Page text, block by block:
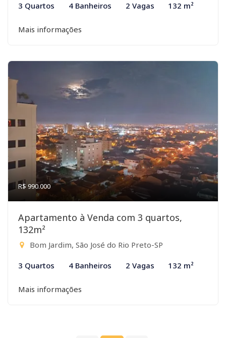
3 Quartos 4 Banheiros 2 Vagas 132 m²
Mais informações
R$ 990.000
Apartamento à Venda com 3 quartos,
132m²
Bom Jardim, São José do Rio Preto-SP
3 Quartos 4 Banheiros 2 Vagas 132 m²
Mais informações